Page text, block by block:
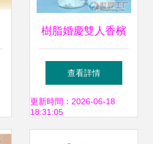
樹脂婚慶雙人香檳
杯 承載浪漫與祝福
的工藝品
查看詳情
更新時間：2026-06-18
18:31:05